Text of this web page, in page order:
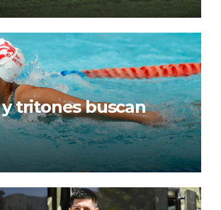
y tritones buscan